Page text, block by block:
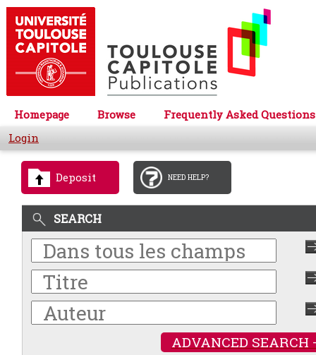
Homepage Browse
Frequently Asked Questions
Login
Deposit NEED HELP?
SEARCH
ADVANCED SEARCH